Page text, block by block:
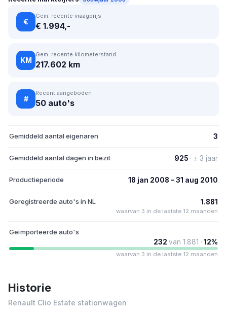
€
Gem. recente vraagprijs
€ 1.994,-
KM
Gem. recente kilometerstand
217.602 km
#
Recent aangeboden
50 auto's
Gemiddeld aantal eigenaren 3
Gemiddeld aantal dagen in bezit 925 · ± 3 jaar
Productieperiode 18 jan 2008 – 31 aug 2010
Geregistreerde auto's in NL 1.881
waarvan 3 in de laatste 12 maanden
Geïmporteerde auto's
232 van 1.881 · 12%
waarvan 3 in de laatste 12 maanden
Historie
Renault Clio Estate stationwagen